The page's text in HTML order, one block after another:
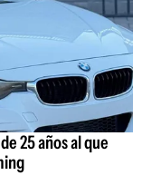
25 años al que